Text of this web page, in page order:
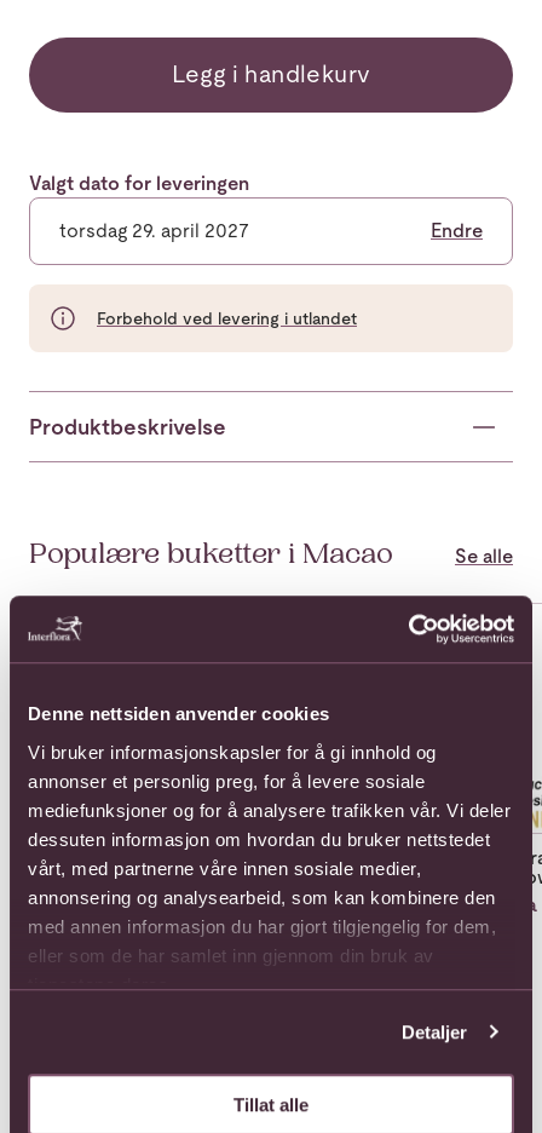
Denne nettsiden anvender cookies
Vi bruker informasjonskapsler for å gi innhold og
annonser et personlig preg, for å levere sosiale
mediefunksjoner og for å analysere trafikken vår. Vi deler
dessuten informasjon om hvordan du bruker nettstedet
vårt, med partnerne våre innen sosiale medier,
annonsering og analysearbeid, som kan kombinere den
med annen informasjon du har gjort tilgjengelig for dem,
eller som de har samlet inn gjennom din bruk av
tjenestene deres.
Detaljer
Tillat alle
Legg i handlekurv
Valgt dato for leveringen
torsdag 29. april 2027 Endre
Forbehold ved levering i utlandet
Produktbeskrivelse
Populære buketter i Macao Se alle
Se mer om 12 long stemmed roses
12 long stemmed roses
1320,-
Se mer om 12 medium
12 medium stemmed
roses
1166,-
Se